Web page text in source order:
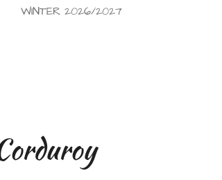
WINTER 2026/2027